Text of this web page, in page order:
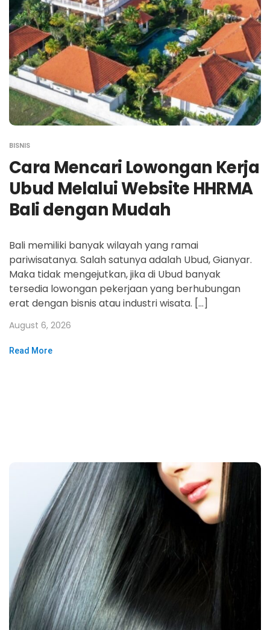
BISNIS
Cara Mencari Lowongan Kerja
Ubud Melalui Website HHRMA
Bali dengan Mudah
Bali memiliki banyak wilayah yang ramai
pariwisatanya. Salah satunya adalah Ubud, Gianyar.
Maka tidak mengejutkan, jika di Ubud banyak
tersedia lowongan pekerjaan yang berhubungan
erat dengan bisnis atau industri wisata. […]
August 6, 2026
Read More